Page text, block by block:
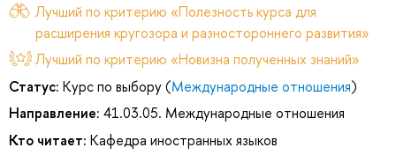
Лучший по критерию «Полезность курса для
расширения кругозора и разностороннего развития»
Лучший по критерию «Новизна полученных знаний»
Статус: Курс по выбору (Международные отношения)
Направление: 41.03.05. Международные отношения
Кто читает: Кафедра иностранных языков